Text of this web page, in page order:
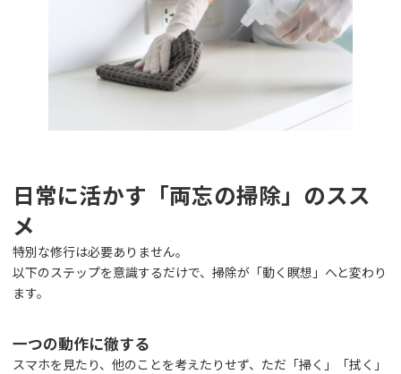
日常に活かす「両忘の掃除」のスス
メ
特別な修行は必要ありません。
以下のステップを意識するだけで、掃除が「動く瞑想」へと変わり
ます。
一つの動作に徹する
スマホを見たり、他のことを考えたりせず、ただ「掃く」「拭く」